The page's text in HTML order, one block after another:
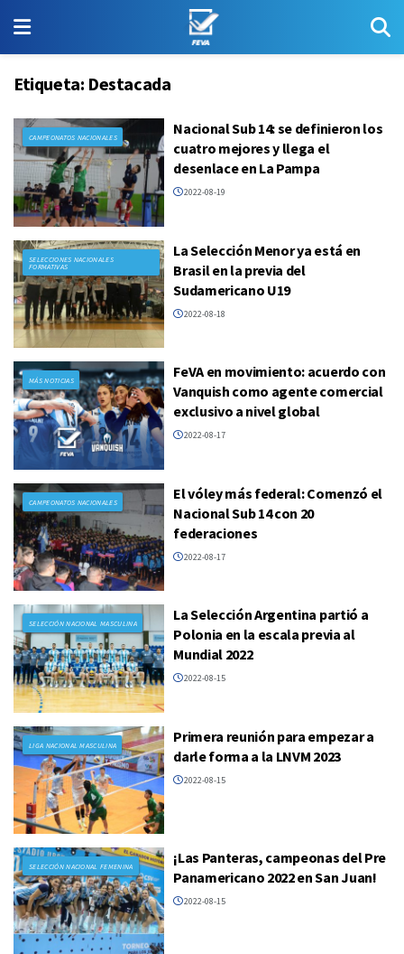
Etiqueta: Destacada
CAMPEONATOS NACIONALES
Nacional Sub 14: se definieron los
cuatro mejores y llega el
desenlace en La Pampa
2022-08-19
SELECCIONES NACIONALES
FORMATIVAS
La Selección Menor ya está en
Brasil en la previa del
Sudamericano U19
2022-08-18
MÁS NOTICIAS
FeVA en movimiento: acuerdo con
Vanquish como agente comercial
exclusivo a nivel global
2022-08-17
CAMPEONATOS NACIONALES
El vóley más federal: Comenzó el
Nacional Sub 14 con 20
federaciones
2022-08-17
SELECCIÓN NACIONAL MASCULINA
La Selección Argentina partió a
Polonia en la escala previa al
Mundial 2022
2022-08-15
LIGA NACIONAL MASCULINA
Primera reunión para empezar a
darle forma a la LNVM 2023
2022-08-15
SELECCIÓN NACIONAL FEMENINA
¡Las Panteras, campeonas del Pre
Panamericano 2022 en San Juan!
2022-08-15